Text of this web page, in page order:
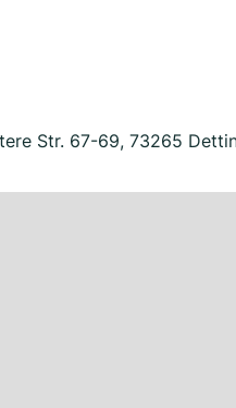
Str. 67-69, 73265